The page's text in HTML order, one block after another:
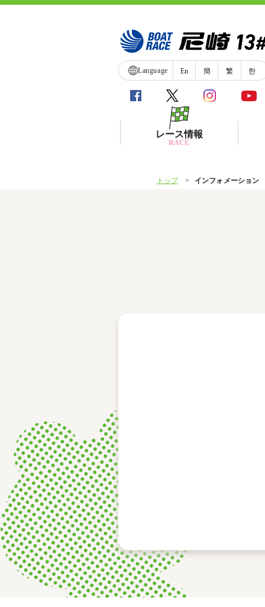
Language En 簡 繁 한
レース情報
RACE
トップ インフォメーション